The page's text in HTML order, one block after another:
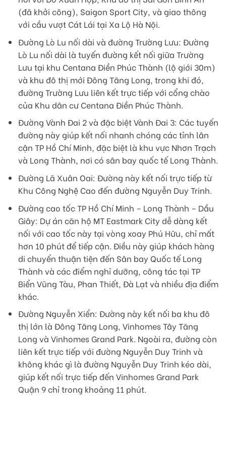
(đã khởi công), Saigon Sport City, và giao thông
với cầu vượt Cát Lái tại Xa Lộ Hà Nội.
Đường Lò Lu nối dài và đường Trường Lưu: Đường
Lò Lu nối dài là tuyến đường kết nối giữa Trường
Lưu tại khu Centana Điền Phúc Thành (lộ giới 30m)
và khu đô thị mới Đông Tăng Long, trong khi đó,
đường Trường Lưu liên kết trực tiếp với cổng chào
của Khu dân cư Centana Điền Phúc Thành.
Đường Vành Đai 2 và đặc biệt Vành Đai 3: Các tuyến
đường này giúp kết nối nhanh chóng các tỉnh lân
cận TP Hồ Chí Minh, đặc biệt là khu vực Nhơn Trạch
và Long Thành, nơi có sân bay quốc tế Long Thành.
Đường Lã Xuân Oai: Đường này kết nối trực tiếp từ
Khu Công Nghệ Cao đến đường Nguyễn Duy Trinh.
Đường cao tốc TP Hồ Chí Minh – Long Thành – Dầu
Giây: Dự án căn hộ MT Eastmark City dễ dàng kết
nối với cao tốc này tại vòng xoay Phú Hữu, chỉ mất
hơn 10 phút để tiếp cận. Điều này giúp khách hàng
di chuyển thuận tiện đến Sân bay Quốc tế Long
Thành và các điểm nghỉ dưỡng, công tác tại TP
Biển Vũng Tàu, Phan Thiết, Đà Lạt và nhiều địa điểm
khác.
Đường Nguyễn Xiển: Đường này kết nối ba khu đô
thị lớn là Đông Tăng Long, Vinhomes Tây Tăng
Long và Vinhomes Grand Park. Ngoài ra, đường còn
liên kết trực tiếp với đường Nguyễn Duy Trinh và
không khác gì là đường Nguyễn Duy Trinh kéo dài,
giúp kết nối trực tiếp đến Vinhomes Grand Park
Quận 9 chỉ trong khoảng 11 phút.